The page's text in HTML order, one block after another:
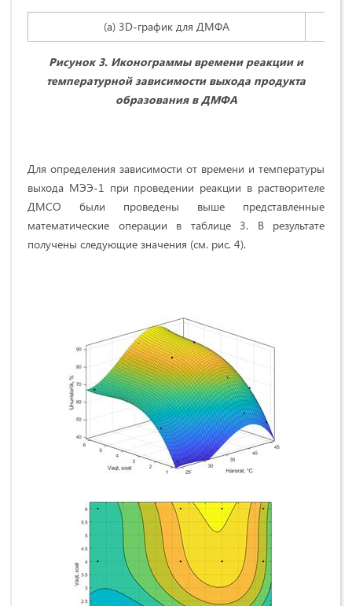
(а) 3D-график для ДМФА
Рисунок 3. Иконограммы времени реакции и
температурной зависимости выхода продукта
образования в ДМФА
Для определения зависимости от времени и температуры
выхода МЭЭ-1 при проведении реакции в растворителе
ДМСО были проведены выше представленные
математические операции в таблице 3. В результате
получены следующие значения (см. рис. 4).